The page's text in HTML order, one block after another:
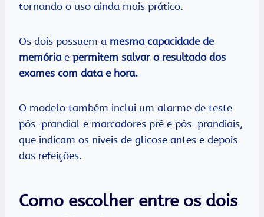
tornando o uso ainda mais prático.
Os dois possuem a mesma capacidade de
memóriae permitem salvar o resultado dos
exames com data e hora.
O modelo também inclui um alarme de teste
pós-prandial e marcadores pré e pós-prandiais,
que indicam os níveis de glicose antes e depois
das refeições.
Como escolher entre os dois